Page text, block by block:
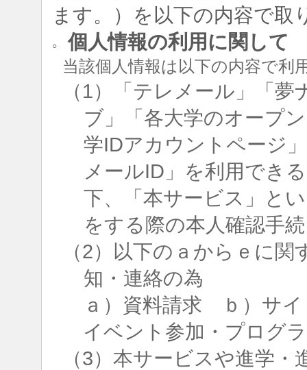
ます。）を以下の内容で取
○ 個人情報の利用に関して
当該個人情報は以下の内容で利
（1）「テレメール」「
ブ」「各大学のオープ
学IDアカウントページ
メールID」を利用でき
下、「本サービス」と
をする際の本人確認手
（2）以下のａからｅに
知・連絡の為
ａ）資料請求 ｂ）サ
イベント参加・プログ
（3）本サービスや進学